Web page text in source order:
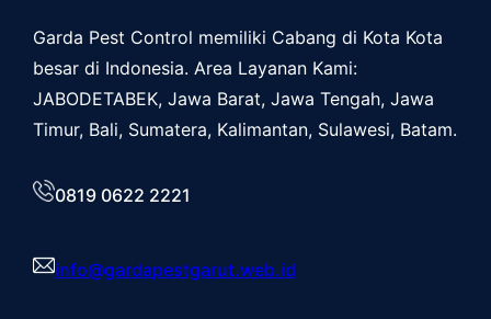
Garda Pest Control memiliki Cabang di Kota Kota
besar di Indonesia. Area Layanan Kami:
JABODETABEK, Jawa Barat, Jawa Tengah, Jawa
Timur, Bali, Sumatera, Kalimantan, Sulawesi, Batam.
0819 0622 2221
info@gardapestgarut.web.id